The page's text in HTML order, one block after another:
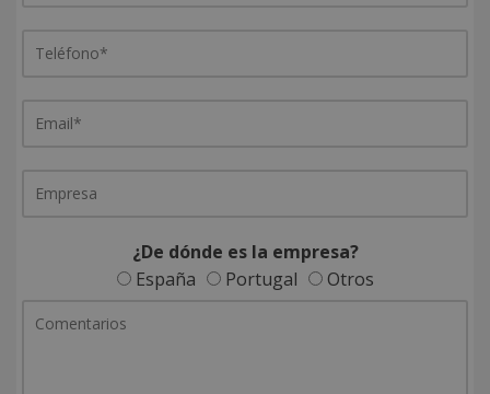
¿De dónde es la empresa?
España
Portugal Otros